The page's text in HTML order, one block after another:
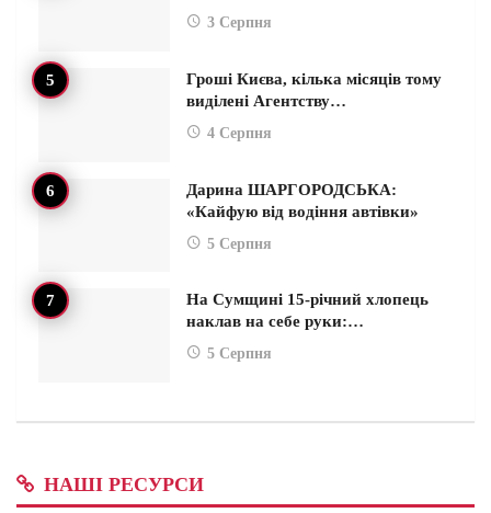
3 Серпня
Гроші Києва, кілька місяців тому
виділені Агентству…
4 Серпня
Дарина ШАРГОРОДСЬКА:
«Кайфую від водіння автівки»
5 Серпня
На Сумщині 15-річний хлопець
наклав на себе руки:…
5 Серпня
НАШІ РЕСУРСИ